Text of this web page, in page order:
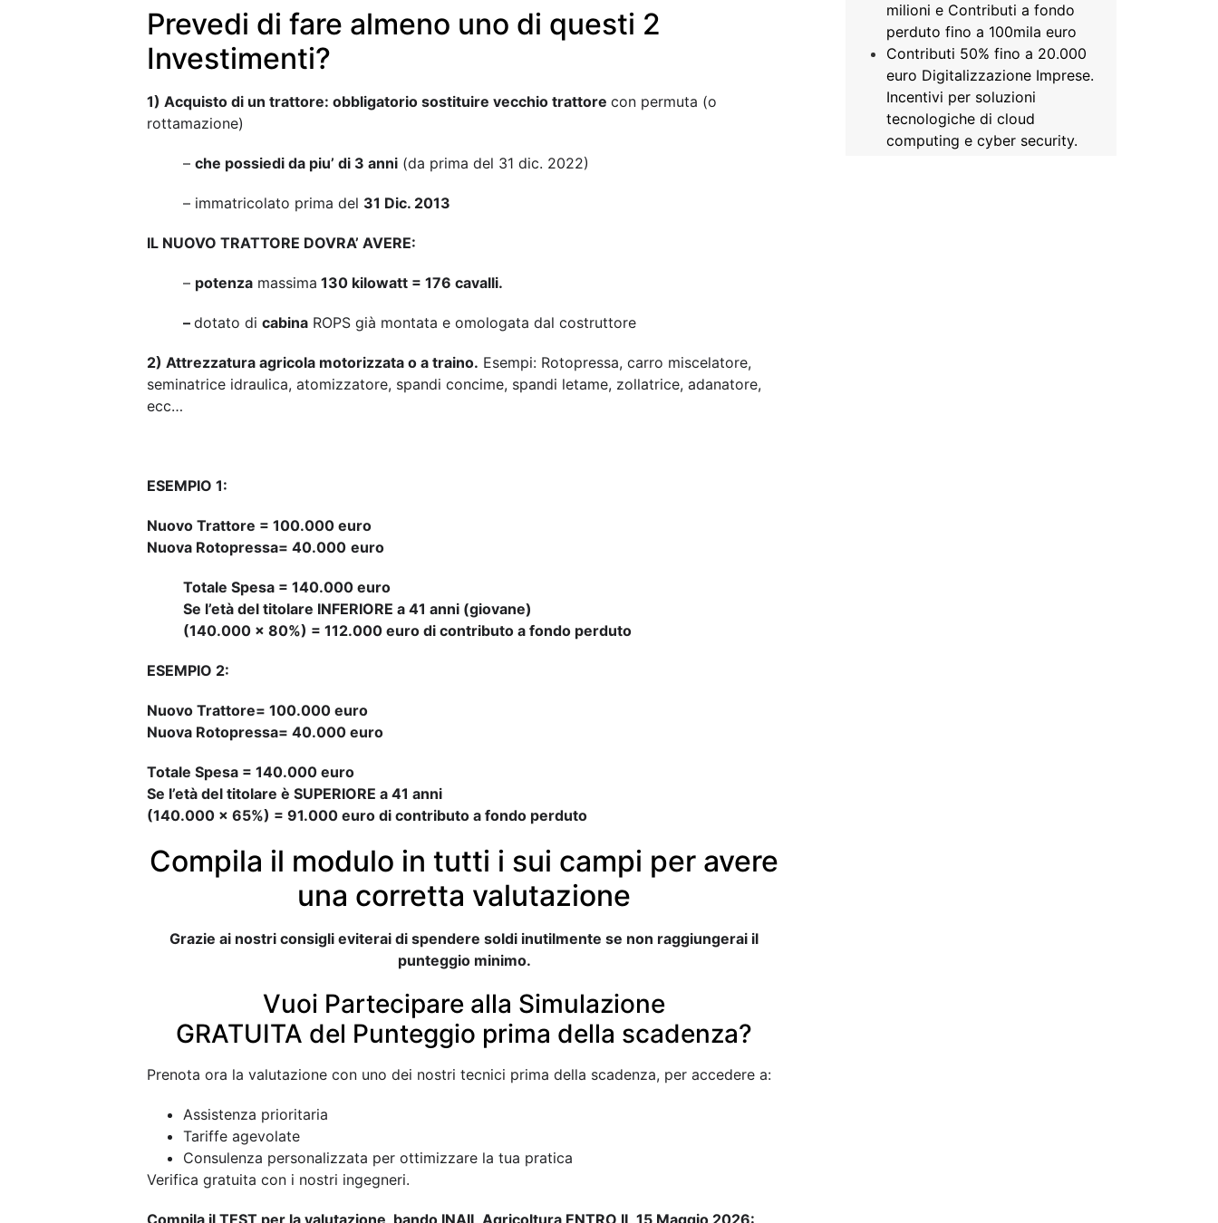
Prevedi di fare almeno uno di questi 2
Investimenti?
1) Acquisto di un trattore: obbligatorio sostituire vecchio trattore con permuta (o
rottamazione)
– che possiedi da piu’ di 3 anni (da prima del 31 dic. 2022)
– immatricolato prima del 31 Dic. 2013
IL NUOVO TRATTORE DOVRA’ AVERE:
– potenza massima 130 kilowatt = 176 cavalli.
– dotato di cabina ROPS già montata e omologata dal costruttore
2) Attrezzatura agricola motorizzata o a traino. Esempi: Rotopressa, carro miscelatore,
seminatrice idraulica, atomizzatore, spandi concime, spandi letame, zollatrice, adanatore,
ecc…
ESEMPIO 1:
Nuovo Trattore = 100.000 euro
Nuova Rotopressa= 40.000 euro
Totale Spesa = 140.000 euro
Se l’età del titolare INFERIORE a 41 anni (giovane)
(140.000 x 80%) = 112.000 euro di contributo a fondo perduto
ESEMPIO 2:
Nuovo Trattore= 100.000 euro
Nuova Rotopressa= 40.000 euro
Totale Spesa = 140.000 euro
Se l’età del titolare è SUPERIORE a 41 anni
(140.000 x 65%) = 91.000 euro di contributo a fondo perduto
Compila il modulo in tutti i sui campi per avere
una corretta valutazione
Grazie ai nostri consigli eviterai di spendere soldi inutilmente se non raggiungerai il
punteggio minimo.
Vuoi Partecipare alla Simulazione
GRATUITA del Punteggio prima della scadenza?
Prenota ora la valutazione con uno dei nostri tecnici prima della scadenza, per accedere a:
Assistenza prioritaria
Tariffe agevolate
Consulenza personalizzata per ottimizzare la tua pratica
Verifica gratuita con i nostri ingegneri.
Compila il TEST per la valutazione bando INAIL Agricoltura ENTRO IL 15 Maggio 2026:
milioni e Contributi a fondo
perduto fino a 100mila euro
Contributi 50% fino a 20.000
euro Digitalizzazione Imprese.
Incentivi per soluzioni
tecnologiche di cloud
computing e cyber security.